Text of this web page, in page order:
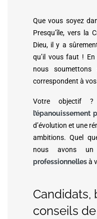
Que vous soyez
Presqu’île, vers la
Dieu, il y a
qu’il vous faut ! En
nous soumettons
correspondent à
Votre objectif
l’épanouissement
d’évolution et une
ambitions. Quel
nous avons
professionnellesà
Candidats,
conseils